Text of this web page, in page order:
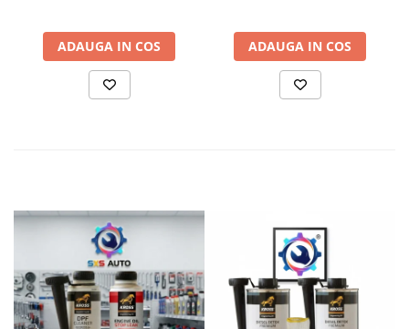
ADAUGA IN COS ADAUGA IN COS